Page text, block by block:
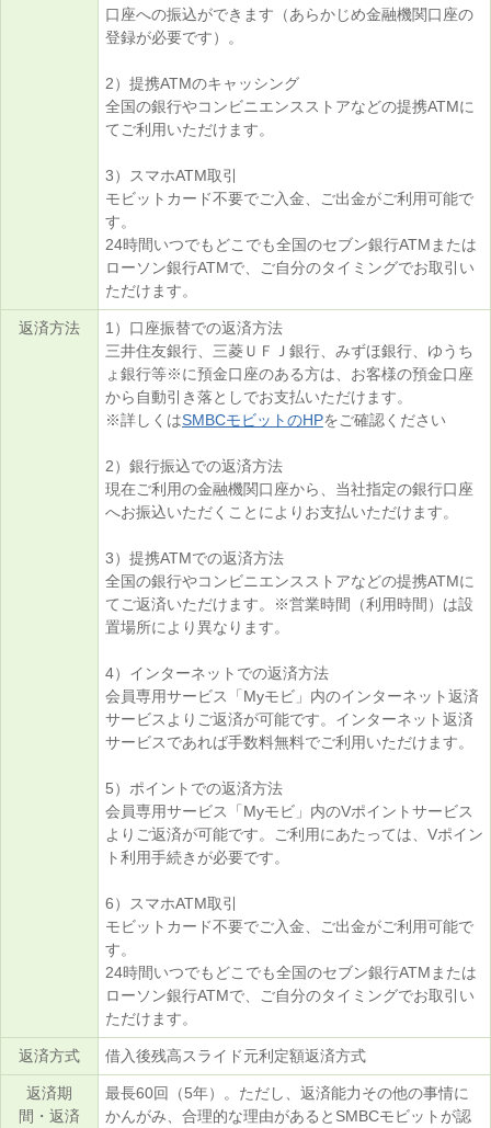
口座への振込ができます（あらかじめ金融機関口座の
登録が必要です）。
2） 提携ATMのキャッシング
全国の銀行やコンビニエンスストアなどの提携ATMに
てご利用いただけます。
3）
スマホATM取引
モビットカード不要でご入金、ご出金がご利用可能で
す。
24時間いつでもどこでも全国のセブン銀行ATMまたは
ローソン銀行ATMで、ご自分のタイミングでお取引い
ただけます。
返済方法 1） 口座振替での返済方法
三井住友銀行、三菱ＵＦＪ銀行、みずほ銀行、ゆうち
ょ銀行等※に預金口座のある方は、お客様の預金口座
から自動引き落としでお支払いただけます。
※詳しくはSMBCモビットのHPをご確認ください
2） 銀行振込での返済方法
現在ご利用の金融機関口座から、当社指定の銀行口座
へお振込いただくことによりお支払いただけます。
3） 提携ATMでの返済方法
全国の銀行やコンビニエンスストアなどの提携ATMに
てご返済いただけます。※営業時間（利用時間）は設
置場所により異なります。
4） インターネットでの返済方法
会員専用サービス「Myモビ」内のインターネット返済
サービスよりご返済が可能です。インターネット返済
サービスであれば手数料無料でご利用いただけます。
5） ポイントでの返済方法
会員専用サービス「Myモビ」内のVポイントサービス
よりご返済が可能です。ご利用にあたっては、Vポイン
ト利用手続きが必要です。
6）
スマホATM取引
モビットカード不要でご入金、ご出金がご利用可能で
す。
24時間いつでもどこでも全国のセブン銀行ATMまたは
ローソン銀行ATMで、ご自分のタイミングでお取引い
ただけます。
返済方式 借入後残高スライド元利定額返済方式
返済期
間・返済
最長60回（5年）。ただし、返済能力その他の事情に
かんがみ、合理的な理由があるとSMBCモビットが認